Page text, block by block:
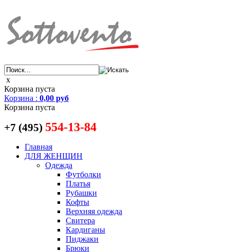
x
Корзина пуста
Корзина : 0,00 руб
Корзина пуста
+7 (495) 554-13-84
Главная
ДЛЯ ЖЕНЩИН
Одежда
Футболки
Платья
Рубашки
Кофты
Верхняя одежда
Свитера
Кардиганы
Пиджаки
Брюки